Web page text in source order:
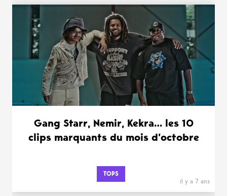
Gang Starr, Nemir, Kekra… les 10
clips marquants du mois d’octobre
TOPS
il y a 7 ans